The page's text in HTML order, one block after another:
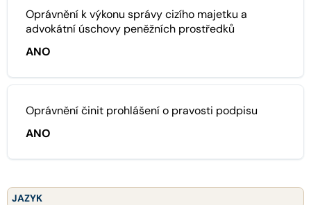
Oprávnění k výkonu správy cizího majetku a
advokátní úschovy peněžních prostředků
ANO
Oprávnění činit prohlášení o pravosti podpisu
ANO
JAZYK